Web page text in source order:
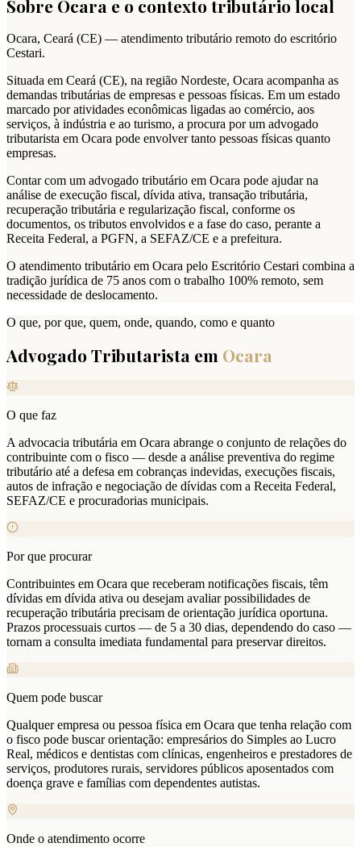
Sobre Ocara e o contexto tributário local
Ocara, Ceará (CE) — atendimento tributário remoto do escritório
Cestari.
Situada em Ceará (CE), na região Nordeste, Ocara acompanha as
demandas tributárias de empresas e pessoas físicas. Em um estado
marcado por atividades econômicas ligadas ao comércio, aos
serviços, à indústria e ao turismo, a procura por um advogado
tributarista em Ocara pode envolver tanto pessoas físicas quanto
empresas.
Contar com um advogado tributário em Ocara pode ajudar na
análise de execução fiscal, dívida ativa, transação tributária,
recuperação tributária e regularização fiscal, conforme os
documentos, os tributos envolvidos e a fase do caso, perante a
Receita Federal, a PGFN, a SEFAZ/CE e a prefeitura.
O atendimento tributário em Ocara pelo Escritório Cestari combina a
tradição jurídica de 75 anos com o trabalho 100% remoto, sem
necessidade de deslocamento.
O que, por que, quem, onde, quando, como e quanto
Advogado Tributarista em Ocara
O que faz
A advocacia tributária em Ocara abrange o conjunto de relações do
contribuinte com o fisco — desde a análise preventiva do regime
tributário até a defesa em cobranças indevidas, execuções fiscais,
autos de infração e negociação de dívidas com a Receita Federal,
SEFAZ/CE e procuradorias municipais.
Por que procurar
Contribuintes em Ocara que receberam notificações fiscais, têm
dívidas em dívida ativa ou desejam avaliar possibilidades de
recuperação tributária precisam de orientação jurídica oportuna.
Prazos processuais curtos — de 5 a 30 dias, dependendo do caso —
tornam a consulta imediata fundamental para preservar direitos.
Quem pode buscar
Qualquer empresa ou pessoa física em Ocara que tenha relação com
o fisco pode buscar orientação: empresários do Simples ao Lucro
Real, médicos e dentistas com clínicas, engenheiros e prestadores de
serviços, produtores rurais, servidores públicos aposentados com
doença grave e famílias com dependentes autistas.
Onde o atendimento ocorre